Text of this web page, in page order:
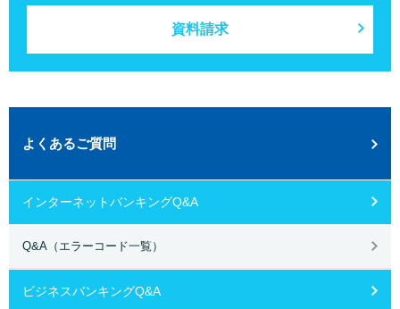
資料請求
よくあるご質問
インターネットバンキングQ&A
Q&A（エラーコード一覧）
ビジネスバンキングQ&A